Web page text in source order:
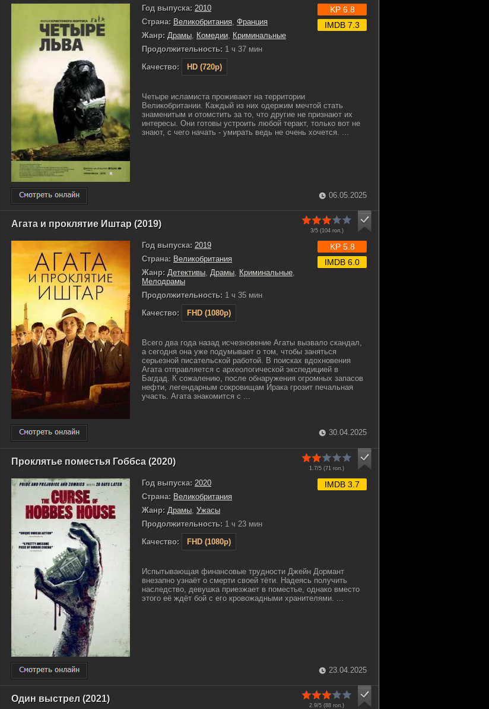
Год выпуска: 2010
Страна: Великобритания Франция
Жанр: Драмы Комедии Криминальные
Продолжительность: 1 ч 37 мин
Качество:
HD (720p)
KP 6.8
IMDB 7.3
Четыре исламиста проживают на территории
Великобритании. Каждый из них одержим мечтой стать
знаменитым и отомстить за то, что другие не признают их
интересы. Они готовы устроить любой теракт, только вот не
знают, с чего начать - умирать ведь не очень хочется. ...
06.05.2025
Агата и проклятие Иштар (2019)
3/5 (104гол.)
Год выпуска: 2019
Страна: Великобритания
Жанр: Детективы, Драмы, Криминальные,
Мелодрамы
Продолжительность: 1 ч 35 мин
Качество:
FHD (1080p)
KP 5.8
IMDB 6.0
Всего два года назад исчезновение Агаты вызвало скандал,
а сегодня она уже подумывает о том, чтобы заняться
серьезной писательской работой. В поисках вдохновения
Агата отправляется с археологической экспедицией в
Багдад. К сожалению, после обнаружения огромных запасов
нефти, легендарным сокровищам Ирака грозит печальная
участь. Агата знакомится с ...
30.04.2025
Проклятье поместья Гоббса (2020)
1.7/5 (71 гол.)
Год выпуска: 2020
Страна: Великобритания
Жанр: Драмы Ужасы
Продолжительность: 1 ч 23 мин
Качество:
FHD (1080p)
IMDB 3.7
Испытывающая финансовые трудности Джейн Дормант
внезапно узнаёт о смерти своей тёти. Надеясь получить
наследство, девушка приезжает в поместье, однако вместо
этого её ждёт бой с его кровожадными хранителями. ...
23.04.2025
Один выстрел (2021)
2.9/5 (88 гол.)